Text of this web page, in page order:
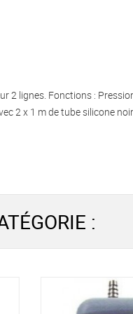
2 lignes. Fonctions :
2 x 1 m de tube silicone
: